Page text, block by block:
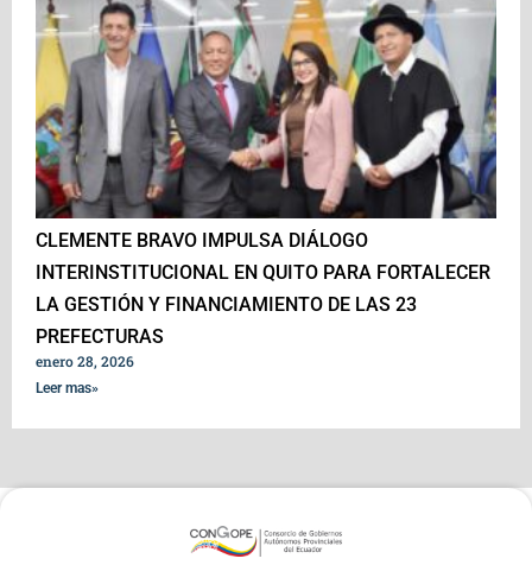
CLEMENTE BRAVO IMPULSA DIÁLOGO
INTERINSTITUCIONAL EN QUITO PARA FORTALECER
LA GESTIÓN Y FINANCIAMIENTO DE LAS 23
PREFECTURAS
enero 28, 2026
Leer mas»